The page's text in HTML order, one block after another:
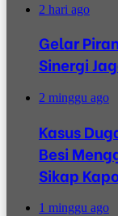
2 hari ago
Gelar
Sinergi
2 minggu ago
Kasus
Besi
Sikap
1 minggu ago